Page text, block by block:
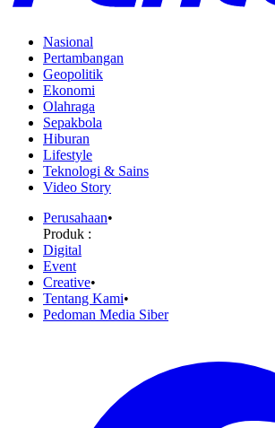
Nasional
Pertambangan
Geopolitik
Ekonomi
Olahraga
Sepakbola
Hiburan
Lifestyle
Teknologi & Sains
Video Story
Perusahaan•
Produk :
Digital
Event
Creative•
Tentang Kami•
Pedoman Media Siber